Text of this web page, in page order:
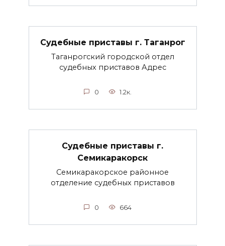
Судебные приставы г. Таганрог
Таганрогский городской отдел
судебных приставов Адрес
0 1.2к.
Судебные приставы г.
Семикаракорск
Семикаракорское районное
отделение судебных приставов
0 664